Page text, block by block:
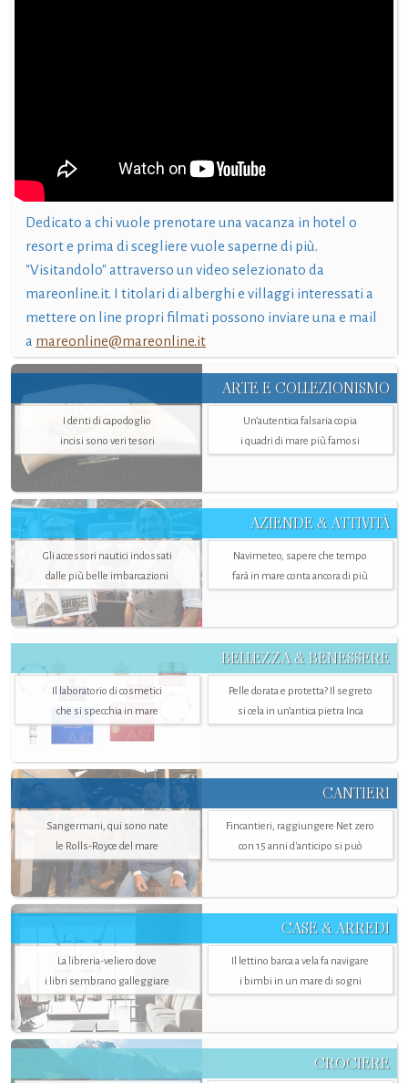
Dedicato a chi vuole prenotare una vacanza in hotel o
resort e prima di scegliere vuole saperne di più.
"Visitandolo" attraverso un video selezionato da
mareonline.it. I titolari di alberghi e villaggi interessati a
mettere on line propri filmati possono inviare una e mail
a mareonline@mareonline.it
ARTE E COLLEZIONISMO
I denti di capodoglio
incisi sono veri tesori
Un’autentica falsaria copia
i quadri di mare più famosi
AZIENDE & ATTIVITÀ
Gli accessori nautici indossati
dalle più belle imbarcazioni
Navimeteo, sapere che tempo
farà in mare conta ancora di più
BELLEZZA & BENESSERE
Il laboratorio di cosmetici
che si specchia in mare
Pelle dorata e protetta? Il segreto
si cela in un’antica pietra Inca
CANTIERI
Sangermani, qui sono nate
le Rolls-Royce del mare
Fincantieri, raggiungere Net zero
con 15 anni d'anticipo si può
CASE & ARREDI
La libreria-veliero dove
i libri sembrano galleggiare
Il lettino barca a vela fa navigare
i bimbi in un mare di sogni
CROCIERE